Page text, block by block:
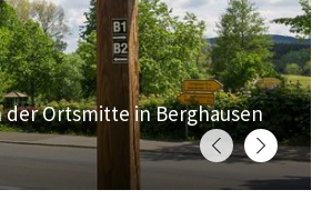
der Ortsmitte in Berghausen